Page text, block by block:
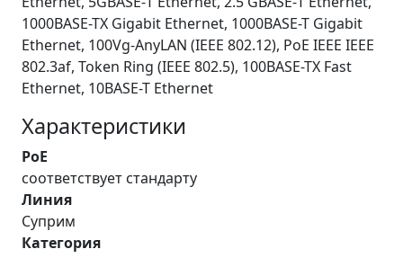
1000BASE-TX Gigabit Ethernet, 1000BASE-T Gigabit
Ethernet, 100Vg-AnyLAN (IEEE 802.12), PoE IEEE IEEE
802.3af, Token Ring (IEEE 802.5), 100BASE-TX Fast
Ethernet, 10BASE-T Ethernet
Характеристики
PoE
соответствует стандарту
Линия
Суприм
Категория